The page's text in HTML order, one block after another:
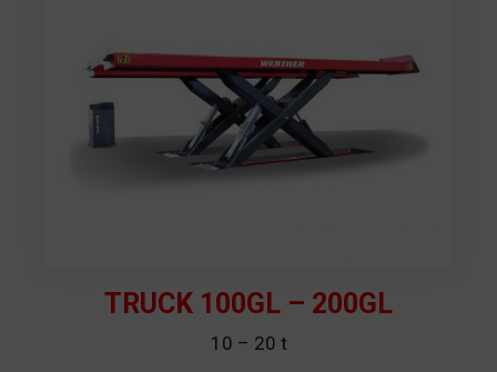
TRUCK 100GL – 200GL
10 – 20 t